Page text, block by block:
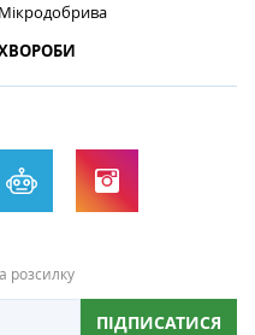
Мікродобрива
розсилку
ПІДПИСАТИСЯ